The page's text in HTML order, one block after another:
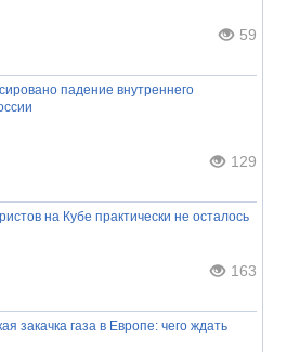
59
падение внутреннего
129
на Кубе практически не осталось
163
закачка газа в Европе: чего ждать